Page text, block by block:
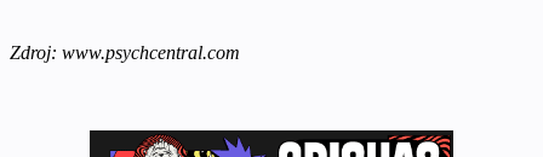
Zdroj: www.psychcentral.com